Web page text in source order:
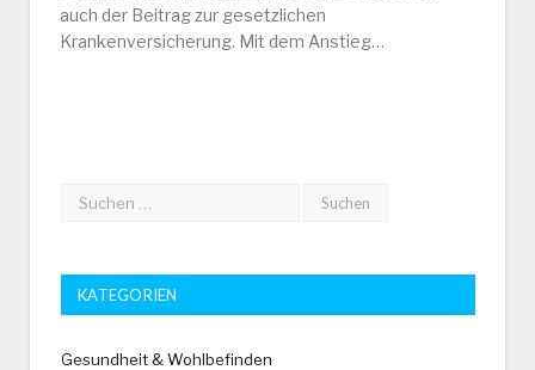
auch der Beitrag zur gesetzlichen
Krankenversicherung. Mit dem Anstieg…
KATEGORIEN
Gesundheit & Wohlbefinden